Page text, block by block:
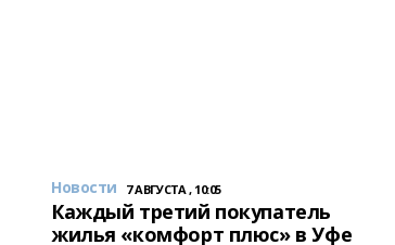
Новости 7 АВГУСТА , 10:05
Каждый третий покупатель
жилья «комфорт плюс» в Уфе